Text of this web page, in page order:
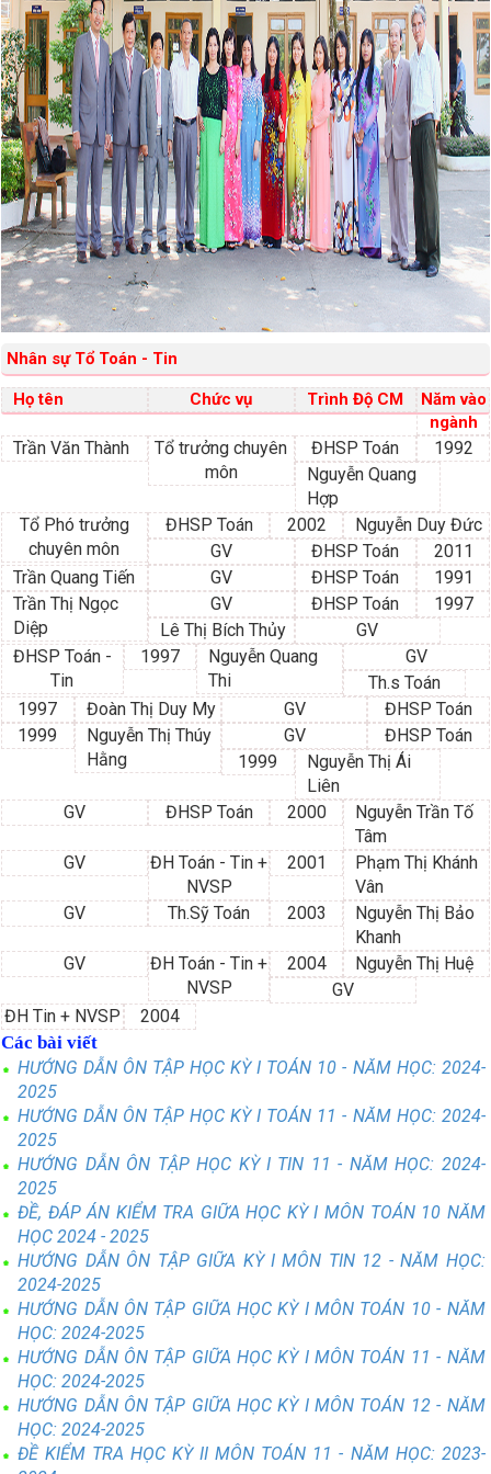
Nhân sự Tổ Toán - Tin
Họ tên Chức vụ Trình Độ CM
Năm vào
ngành
Trần Văn Thành
Tổ trưởng chuyên
môn
ĐHSP Toán
1992
Nguyễn Quang
Hợp
Tổ Phó trưởng
chuyên môn
ĐHSP Toán 2002
Nguyễn Duy Đức
GV
ĐHSP Toán
2011
Trần Quang Tiến
GV ĐHSP Toán
1991
Trần Thị Ngọc
Diệp
GV ĐHSP Toán
1997
Lê Thị Bích Thủy
GV
ĐHSP Toán -
Tin
1997
Nguyễn Quang
Thi
GV
Th.s Toán
1997
Đoàn Thị Duy My GV
ĐHSP Toán
1999
Nguyễn Thị Thúy
Hằng
GV
ĐHSP Toán
1999
Nguyễn Thị Ái
Liên
GV
ĐHSP Toán 2000
Nguyễn Trần Tố
Tâm
GV
ĐH Toán - Tin +
NVSP
2001
Phạm Thị Khánh
Vân
GV
Th.Sỹ Toán 2003
Nguyễn Thị Bảo
Khanh
GV
ĐH Toán - Tin +
NVSP
2004
Nguyễn Thị Huệ
GV
ĐH Tin + NVSP
2004
Các bài viết
HƯỚNG DẪN ÔN TẬP HỌC KỲ I TOÁN 10 - NĂM HỌC: 2024-
2025
HƯỚNG DẪN ÔN TẬP HỌC KỲ I TOÁN 11 - NĂM HỌC: 2024-
2025
HƯỚNG DẪN ÔN TẬP HỌC KỲ I TIN 11 - NĂM HỌC: 2024-
2025
ĐỀ, ĐÁP ÁN KIỂM TRA GIỮA HỌC KỲ I MÔN TOÁN 10 NĂM
HỌC 2024 - 2025
HƯỚNG DẪN ÔN TẬP GIỮA KỲ I MÔN TIN 12 - NĂM HỌC:
2024-2025
HƯỚNG DẪN ÔN TẬP GIỮA HỌC KỲ I MÔN TOÁN 10 - NĂM
HỌC: 2024-2025
HƯỚNG DẪN ÔN TẬP GIỮA HỌC KỲ I MÔN TOÁN 11 - NĂM
HỌC: 2024-2025
HƯỚNG DẪN ÔN TẬP GIỮA HỌC KỲ I MÔN TOÁN 12 - NĂM
HỌC: 2024-2025
ĐỀ KIỂM TRA HỌC KỲ II MÔN TOÁN 11 - NĂM HỌC: 2023-